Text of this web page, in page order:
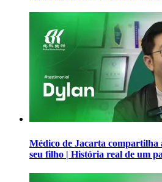
Médico de Jacarta compartilha
seu filho | História real de um